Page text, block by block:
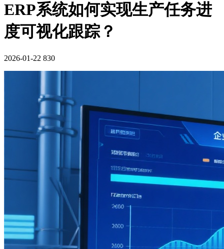
ERP系统如何实现生产任务进
度可视化跟踪？
2026-01-22 830